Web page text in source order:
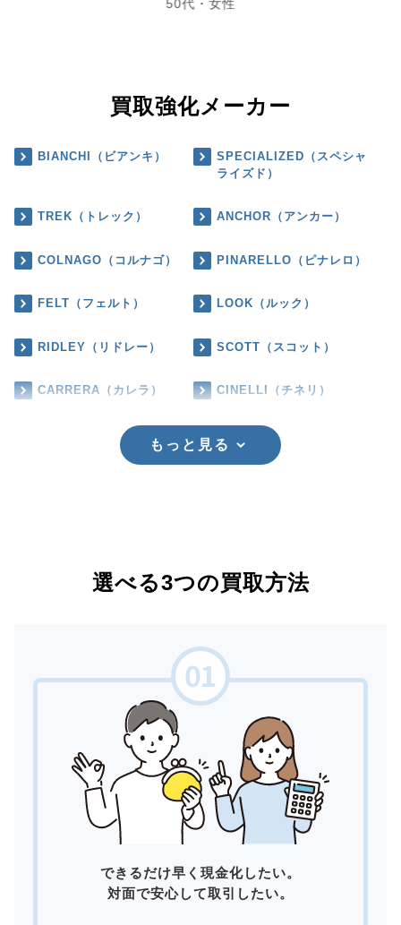
50代・女性
買取強化メーカー
BIANCHI（ビアンキ）
SPECIALIZED（スペシャ
ライズド）
TREK（トレック） ANCHOR（アンカー）
COLNAGO（コルナゴ） PINARELLO（ピナレロ）
FELT（フェルト） LOOK（ルック）
RIDLEY（リドレー） SCOTT（スコット）
CARRERA（カレラ） CINELLI（チネリ）
もっと見る
選べる3つの買取方法
できるだけ早く現金化したい。
対面で安心して取引したい。